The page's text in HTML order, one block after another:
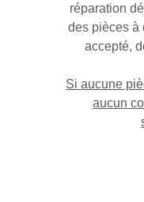
réparation
des pièces à
accepté,
Si aucune
aucun